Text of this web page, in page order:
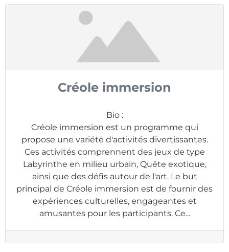
Créole immersion
Bio :
Créole immersion est un programme qui
propose une variété d'activités divertissantes.
Ces activités comprennent des jeux de type
Labyrinthe en milieu urbain, Quête exotique,
ainsi que des défis autour de l'art. Le but
principal de Créole immersion est de fournir des
expériences culturelles, engageantes et
amusantes pour les participants. Ce...